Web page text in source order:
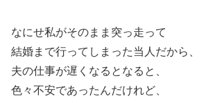
なにせ私がそのまま突っ走って
結婚まで行ってしまった当人だから、
夫の仕事が遅くなるとなると、
色々不安であったんだけれど、